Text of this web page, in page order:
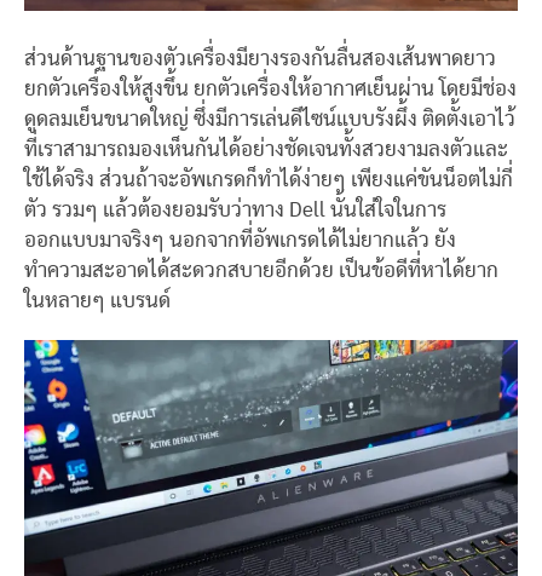
ส่วนด้านฐานของตัวเครื่องมียางรองกันลื่นสองเส้นพาดยาว
ยกตัวเครื่องให้สูงขึ้น ยกตัวเครื่องให้อากาศเย็นผ่าน โดยมีช่อง
ดูดลมเย็นขนาดใหญ่ ซึ่งมีการเล่นดีไซน์แบบรังผึ้ง ติดตั้งเอาไว้
ที่เราสามารถมองเห็นกันได้อย่างชัดเจนทั้งสวยงามลงตัวและ
ใช้ได้จริง ส่วนถ้าจะอัพเกรดก็ทำได้ง่ายๆ เพียงแค่ขันน็อตไม่กี่
ตัว รวมๆ แล้วต้องยอมรับว่าทาง Dell นั้นใส่ใจในการ
ออกแบบมาจริงๆ นอกจากที่อัพเกรดได้ไม่ยากแล้ว ยัง
ทำความสะอาดได้สะดวกสบายอีกด้วย เป็นข้อดีที่หาได้ยาก
ในหลายๆ แบรนด์